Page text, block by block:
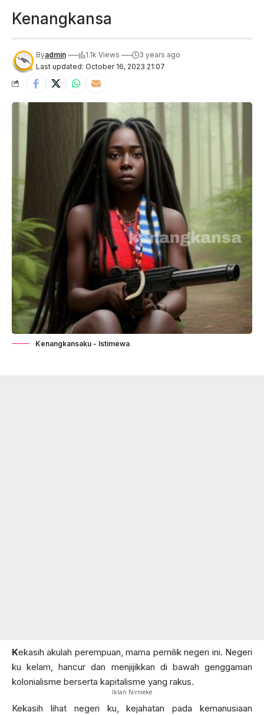
Kenangkansa
Last updated: October 16, 2023 21:07
Byadmin 1.1k Views 3 years ago
Kenangkansaku - Istimewa
Kekasih akulah perempuan, mama pemilik negeri ini. Negeri
ku kelam, hancur dan menjijikkan di bawah genggaman
kolonialisme berserta kapitalisme yang rakus.
Iklan Nirmeke
Kekasih lihat negeri ku, kejahatan pada kemanusiaan